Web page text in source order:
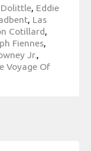
Dolittle, Eddie
, Las
Cotillard,
Fiennes,
Jr.,
Voyage Of